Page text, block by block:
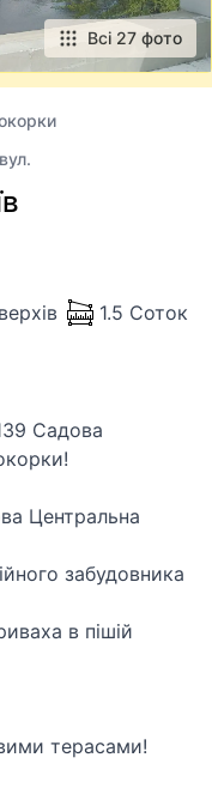
Всі 27 фото
1.5 Соток
Садова
Центральна
забудовника
в пішій
терасами!